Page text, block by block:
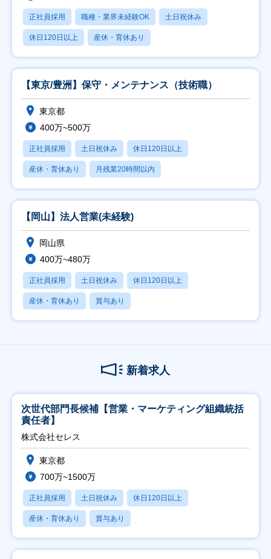
正社員採用 職種・業界未経験OK 土日祝休み
休日120日以上 産休・育休あり
【東京/豊洲】保守・メンテナンス（技術職）
東京都
400万~500万
正社員採用 土日祝休み 休日120日以上
産休・育休あり 月残業20時間以内
【岡山】法人営業(未経験)
岡山県
400万~480万
正社員採用 土日祝休み 休日120日以上
産休・育休あり 賞与あり
新着求人
次世代部門長候補【営業・マーケティング組織統括
責任者】
株式会社セレス
東京都
700万~1500万
正社員採用 土日祝休み 休日120日以上
産休・育休あり 賞与あり